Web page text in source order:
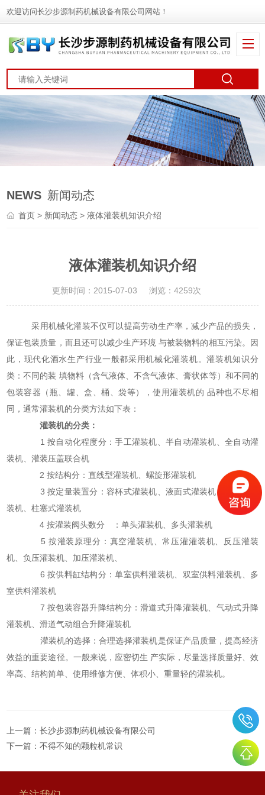
欢迎访问长沙步源制药机械设备有限公司网站！
NEWS 新闻动态
首页 > 新闻动态 > 液体灌装机知识介绍
液体灌装机知识介绍
更新时间：2015-07-03 浏览：4259次
采用机械化灌装不仅可以提高劳动生产率，减少产品的损失，
保证包装质量，而且还可以减少生产环境 与被装物料的相互污染。因
此，现代化酒水生产行业一般都采用机械化灌装机。灌装机知识分
类：不同的装 填物料（含气液体、不含气液体、膏状体等）和不同的
包装容器（瓶、罐、盒、桶、袋等），使用灌装机的 品种也不尽相
同，通常灌装机的分类方法如下表：
灌装机的分类：
1 按自动化程度分：手工灌装机、半自动灌装机、全自动灌
装机、灌装压盖联合机
2 按结构分：直线型灌装机、螺旋形灌装机
3 按定量装置分：容杯式灌装机、液面式灌装机、转子式灌
装机、柱塞式灌装机
4 按灌装阀头数分 ：单头灌装机、多头灌装机
5 按灌装原理分：真空灌装机、常压灌灌装机、反压灌装
机、负压灌装机、加压灌装机、
6 按供料缸结构分：单室供料灌装机、双室供料灌装机、多
室供料灌装机
7 按包装容器升降结构分：滑道式升降灌装机、气动式升降
灌装机、滑道气动组合升降灌装机
灌装机的选择：合理选择灌装机是保证产品质量，提高经济
效益的重要途径。一般来说，应密切生 产实际，尽量选择质量好、效
率高、结构简单、使用维修方便、体积小、重量轻的灌装机。
上一篇：长沙步源制药机械设备有限公司
下一篇：不得不知的颗粒机常识